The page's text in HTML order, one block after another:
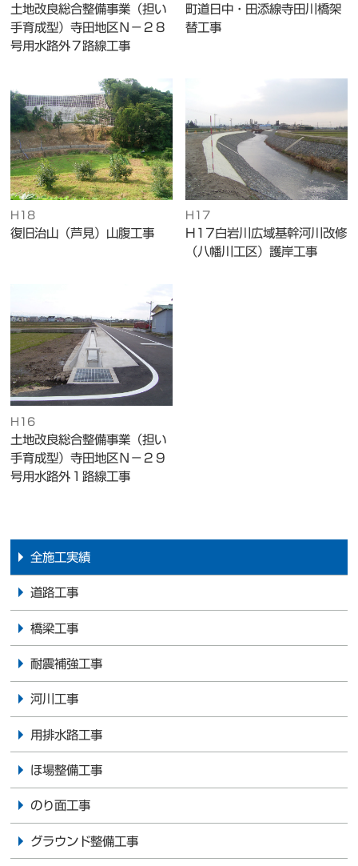
全施工実績
道路工事
橋梁工事
耐震補強工事
河川工事
用排水路工事
ほ場整備工事
のり面工事
グラウンド整備工事
土地改良総合整備事業（担い
手育成型）寺田地区Ｎ－２８
号用水路外７路線工事
町道日中・田添線寺田川橋架
替工事
H18
復旧治山（芦見）山腹工事
H17
H17白岩川広域基幹河川改修
（八幡川工区）護岸工事
H16
土地改良総合整備事業（担い
手育成型）寺田地区Ｎ－２９
号用水路外１路線工事